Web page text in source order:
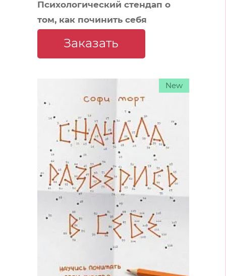
Психологический стендап о
том, как починить себя
Заказать
New